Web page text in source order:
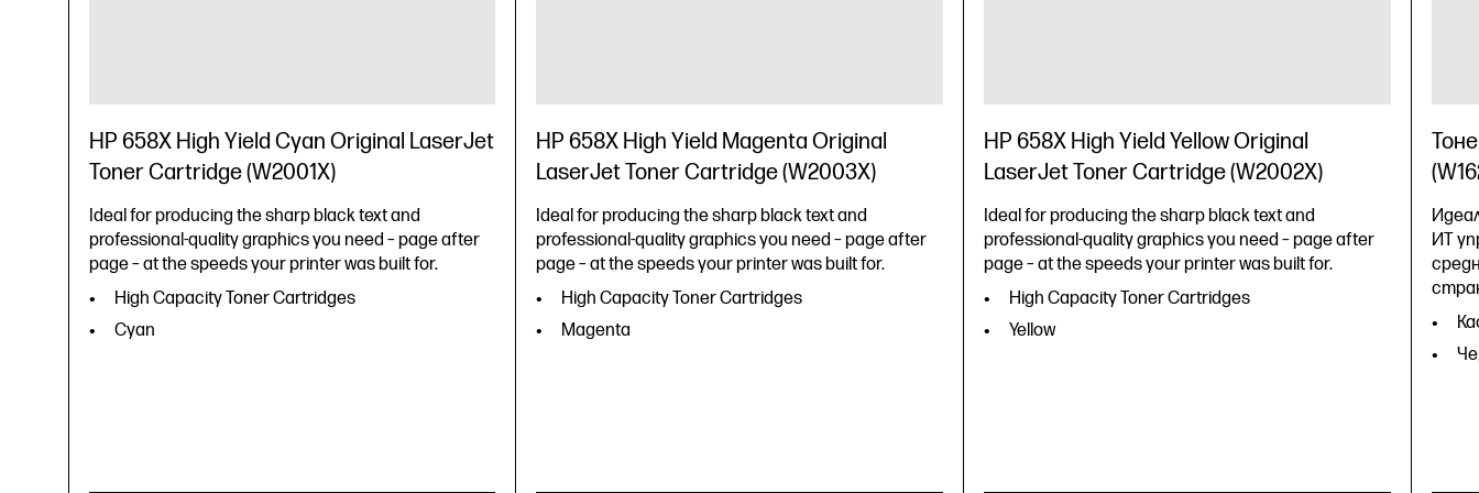
HP 658X High Yield Cyan Original LaserJet
Toner Cartridge (W2001X)
Ideal for producing the sharp black text and
professional-quality graphics you need – page after
page – at the speeds your printer was built for.
High Capacity Toner Cartridges
Cyan
HP 658X High Yield Magenta Original
LaserJet Toner Cartridge (W2003X)
Ideal for producing the sharp black text and
professional-quality graphics you need – page after
page – at the speeds your printer was built for.
High Capacity Toner Cartridges
Magenta
HP 658X High Yield Yellow Original
LaserJet Toner Cartridge (W2002X)
Ideal for producing the sharp black text and
professional-quality graphics you need – page after
page – at the speeds your printer was built for.
High Capacity Toner Cartridges
Yellow
ИТ